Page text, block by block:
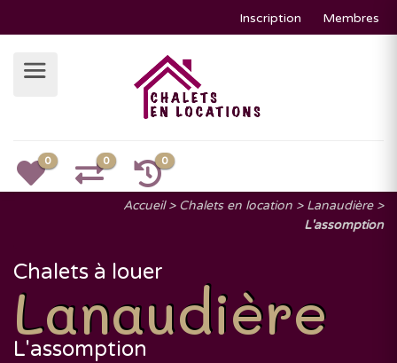
Inscription Membres
0 0 0
Accueil Chalets en location
Lanaudière
L'assomption
Chalets à louer
Lanaudière
L'assomption